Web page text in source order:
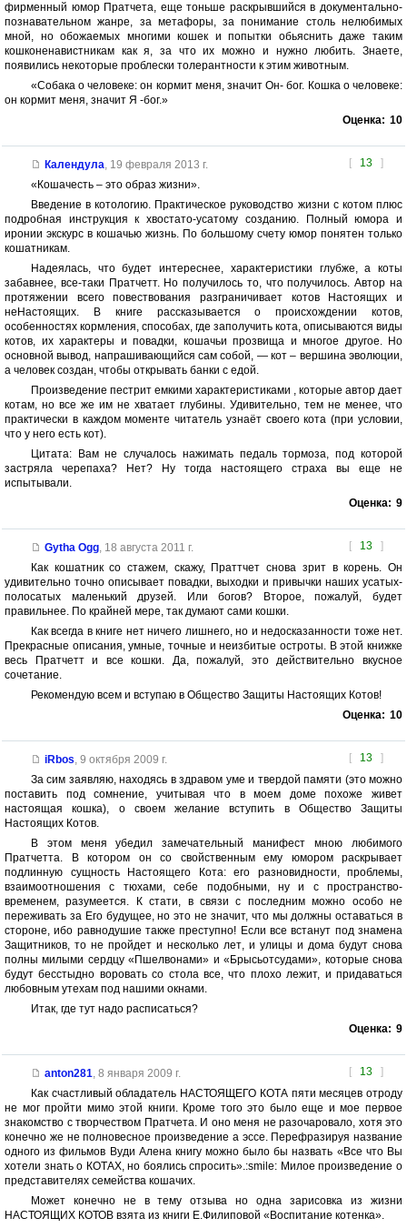
фирменный юмор Пратчета, еще тоньше раскрывшийся в документально-
познавательном жанре, за метафоры, за понимание столь нелюбимых
мной, но обожаемых многими кошек и попытки обьяснить даже таким
кошконенавистникам как я, за что их можно и нужно любить. Знаете,
появились некоторые проблески толерантности к этим животным.
«Собака о человеке: он кормит меня, значит Он- бог. Кошка о человеке:
он кормит меня, значит Я -бог.»
Оценка: 10
[ 13 ]
Календула, 19 февраля 2013 г.
«Кошачесть – это образ жизни».
Введение в котологию. Практическое руководство жизни с котом плюс
подробная инструкция к хвостато-усатому созданию. Полный юмора и
иронии экскурс в кошачью жизнь. По большому счету юмор понятен только
кошатникам.
Надеялась, что будет интереснее, характеристики глубже, а коты
забавнее, все-таки Пратчетт. Но получилось то, что получилось. Автор на
протяжении всего повествования разграничивает котов Настоящих и
неНастоящих. В книге рассказывается о происхождении котов,
особенностях кормления, способах, где заполучить кота, описываются виды
котов, их характеры и повадки, кошачьи прозвища и многое другое. Но
основной вывод, напрашивающийся сам собой, — кот – вершина эволюции,
а человек создан, чтобы открывать банки с едой.
Произведение пестрит емкими характеристиками , которые автор дает
котам, но все же им не хватает глубины. Удивительно, тем не менее, что
практически в каждом моменте читатель узнаёт своего кота (при условии,
что у него есть кот).
Цитата: Вам не случалось нажимать педаль тормоза, под которой
застряла черепаха? Нет? Ну тогда настоящего страха вы еще не
испытывали.
Оценка: 9
[ 13 ]
Gytha Ogg, 18 августа 2011 г.
Как кошатник со стажем, скажу, Праттчет снова зрит в корень. Он
удивительно точно описывает повадки, выходки и привычки наших усатых-
полосатых маленький друзей. Или богов? Второе, пожалуй, будет
правильнее. По крайней мере, так думают сами кошки.
Как всегда в книге нет ничего лишнего, но и недосказанности тоже нет.
Прекрасные описания, умные, точные и неизбитые остроты. В этой книжке
весь Пратчетт и все кошки. Да, пожалуй, это действительно вкусное
сочетание.
Рекомендую всем и вступаю в Общество Защиты Настоящих Котов!
Оценка: 10
[ 13 ]
iRbos, 9 октября 2009 г.
За сим заявляю, находясь в здравом уме и твердой памяти (это можно
поставить под сомнение, учитывая что в моем доме похоже живет
настоящая кошка), о своем желание вступить в Общество Защиты
Настоящих Котов.
В этом меня убедил замечательный манифест мною любимого
Пратчетта. В котором он со свойственным ему юмором раскрывает
подлинную сущность Настоящего Кота: его разновидности, проблемы,
взаимоотношения с тюхами, себе подобными, ну и с пространство-
временем, разумеется. К стати, в связи с последним можно особо не
переживать за Его будущее, но это не значит, что мы должны оставаться в
стороне, ибо равнодушие также преступно! Если все встанут под знамена
Защитников, то не пройдет и несколько лет, и улицы и дома будут снова
полны милыми сердцу «Пшелвонами» и «Брысьотсудами», которые снова
будут бесстыдно воровать со стола все, что плохо лежит, и придаваться
любовным утехам под нашими окнами.
Итак, где тут надо расписаться?
Оценка: 9
[ 13 ]
anton281, 8 января 2009 г.
Как счастливый обладатель НАСТОЯЩЕГО КОТА пяти месяцев отроду
не мог пройти мимо этой книги. Кроме того это было еще и мое первое
знакомство с творчеством Пратчета. И оно меня не разочаровало, хотя это
конечно же не полновесное произведение а эссе. Перефразируя название
одного из фильмов Вуди Алена книгу можно было бы назвать «Все что Вы
хотели знать о КОТАХ, но боялись спросить».:smile: Милое произведение о
представителях семейства кошачих.
Может конечно не в тему отзыва но одна зарисовка из жизни
НАСТОЯЩИХ КОТОВ взята из книги Е.Филиповой «Воспитание котенка».